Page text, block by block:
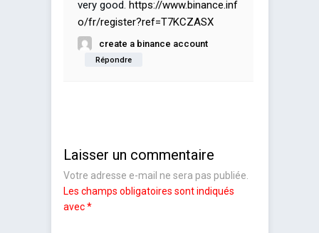
very good. https://www.binance.inf
o/fr/register?ref=T7KCZASX
create a binance account
Répondre
Laisser un commentaire
Votre adresse e-mail ne sera pas publiée.
Les champs obligatoires sont indiqués
avec*